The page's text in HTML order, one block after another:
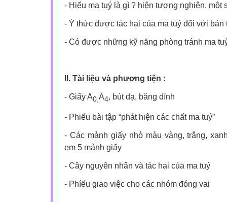
- Hiểu ma tuý là gì ? hiện tượng nghiện, một
- Ý thức được tác hại của ma tuý đối với bản
- Có được những kỹ năng phòng tránh ma
II. Tài liệu và phương tiện :
- Giấy A0,A4, bút dạ, băng dính
- Phiếu bài tập “phát hiện các chất ma tuý”
- Các mảnh giấy nhỏ màu vàng, trắng,
em 5 mảnh giấy
- Cây nguyên nhân và tác hại của ma tuý
- Phíếu giao việc cho các nhóm đóng vai